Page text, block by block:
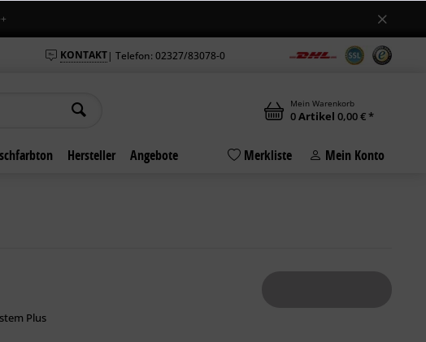
Öffnungszeiten am Standort in Bochum +++ Jetzt auch samstags geöffnet
KONTAKT| Telefon: 02327/83078-0
Mein Warenkorb
0Artikel 0,00 € *
Hersteller Angebote Merkliste Mein Konto
Plus